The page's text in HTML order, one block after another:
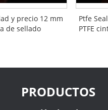
y precio 12 mm
de sellado
Ptfe
PTFE
PRODUCTOS